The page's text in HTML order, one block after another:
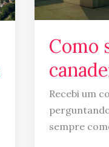
Como
Recebi um
sempre